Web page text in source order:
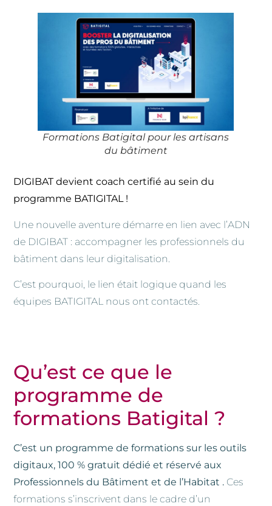
Formations Batigital pour les artisans
du bâtiment
DIGIBAT devient coach certifié au sein du
programme BATIGITAL !
Une nouvelle aventure démarre en lien avec l’ADN
de DIGIBAT : accompagner les professionnels du
bâtiment dans leur digitalisation.
C’est pourquoi, le lien était logique quand les
équipes BATIGITAL nous ont contactés.
Qu’est ce que le
programme de
formations Batigital ?
C’est un programme de formations sur les outils
digitaux, 100 % gratuit dédié et réservé aux
Professionnels du Bâtiment et de l’Habitat . Ces
formations s’inscrivent dans le cadre d’un